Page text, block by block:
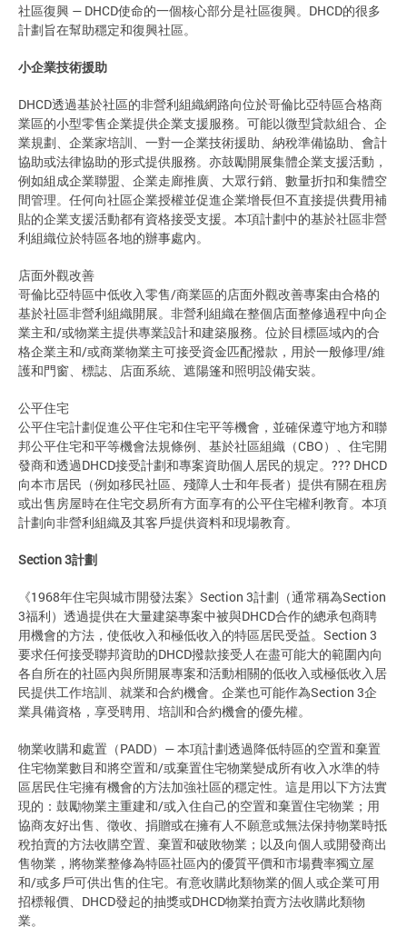
社區復興 — DHCD使命的一個核心部分是社區復興。DHCD的很多
計劃旨在幫助穩定和復興社區。
小企業技術援助
DHCD透過基於社區的非營利組織網路向位於哥倫比亞特區合格商
業區的小型零售企業提供企業支援服務。可能以微型貸款組合、企
業規劃、企業家培訓、一對一企業技術援助、納稅準備協助、會計
協助或法律協助的形式提供服務。亦鼓勵開展集體企業支援活動，
例如組成企業聯盟、企業走廊推廣、大眾行銷、數量折扣和集體空
間管理。任何向社區企業授權並促進企業增長但不直接提供費用補
貼的企業支援活動都有資格接受支援。本項計劃中的基於社區非營
利組織位於特區各地的辦事處內。
店面外觀改善
哥倫比亞特區中低收入零售/商業區的店面外觀改善專案由合格的
基於社區非營利組織開展。非營利組織在整個店面整修過程中向企
業主和/或物業主提供專業設計和建築服務。位於目標區域內的合
格企業主和/或商業物業主可接受資金匹配撥款，用於一般修理/維
護和門窗、標誌、店面系統、遮陽篷和照明設備安裝。
公平住宅
公平住宅計劃促進公平住宅和住宅平等機會，並確保遵守地方和聯
邦公平住宅和平等機會法規條例、基於社區組織（CBO）、住宅開
發商和透過DHCD接受計劃和專案資助個人居民的規定。??? DHCD
向本市居民（例如移民社區、殘障人士和年長者）提供有關在租房
或出售房屋時在住宅交易所有方面享有的公平住宅權利教育。本項
計劃向非營利組織及其客戶提供資料和現場教育。
Section 3計劃
《1968年住宅與城市開發法案》Section 3計劃（通常稱為Section
3福利）透過提供在大量建築專案中被與DHCD合作的總承包商聘
用機會的方法，使低收入和極低收入的特區居民受益。Section 3
要求任何接受聯邦資助的DHCD撥款接受人在盡可能大的範圍內向
各自所在的社區內與所開展專案和活動相關的低收入或極低收入居
民提供工作培訓、就業和合約機會。企業也可能作為Section 3企
業具備資格，享受聘用、培訓和合約機會的優先權。
物業收購和處置（PADD）— 本項計劃透過降低特區的空置和棄置
住宅物業數目和將空置和/或棄置住宅物業變成所有收入水準的特
區居民住宅擁有機會的方法加強社區的穩定性。這是用以下方法實
現的：鼓勵物業主重建和/或入住自己的空置和棄置住宅物業；用
協商友好出售、徵收、捐贈或在擁有人不願意或無法保持物業時抵
稅拍賣的方法收購空置、棄置和破敗物業；以及向個人或開發商出
售物業，將物業整修為特區社區內的優質平價和市場費率獨立屋
和/或多戶可供出售的住宅。有意收購此類物業的個人或企業可用
招標報價、DHCD發起的抽獎或DHCD物業拍賣方法收購此類物
業。